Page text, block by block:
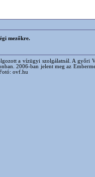
mezőkre.
a vízügyi szolgálatnál. A győri
2006-ban jelent meg az
ovf.hu